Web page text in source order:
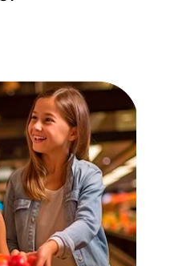
o que você precisa.